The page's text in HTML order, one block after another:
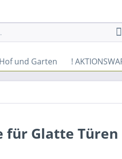
und Garten !
für Glatte Türen